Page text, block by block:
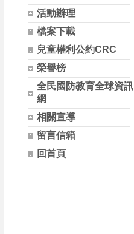
活動辦理
檔案下載
兒童權利公約CRC
榮譽榜
全民國防教育全球資訊
網
相關宣導
留言信箱
回首頁